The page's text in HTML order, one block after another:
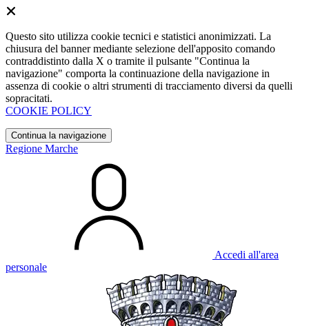
Questo sito utilizza cookie tecnici e statistici anonimizzati. La
chiusura del banner mediante selezione dell'apposito comando
contraddistinto dalla X o tramite il pulsante "Continua la
navigazione" comporta la continuazione della navigazione in
assenza di cookie o altri strumenti di tracciamento diversi da quelli
sopracitati.
COOKIE POLICY
Continua la navigazione
Regione Marche
Accedi all'area
personale